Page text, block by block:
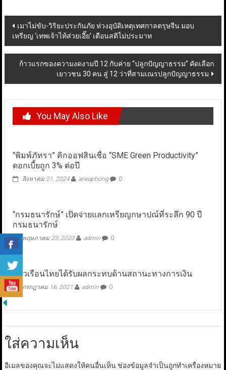
Post
navigation
เมาไม่ขับ-วิริยะประกันภัย ห่วงอุบัติเหตุเทศกาลตรุษจีน มอบ
เหรียญ ‘เทพเจ้าไท้ส่วยเอี๊ย’ เตือนสติไม่ประมาท
ก้าวแรกของความงดงามปี 12 กับค่าย “ปลูกปัญญาธรรม” คัดเลือก
เยาวชน 30 คน สู่ 12 ว่าที่สามเณรปลูกปัญญาธรรม
You May Also Like
“พิมพ์ภัทรา” คิกออฟสินเชื่อ “SME Green Productivity”
ดอกเบี้ยถูก 3% ต่อปี
สิงหาคม 21, 2024 aneaphong 0
“กรมธนารักษ์” เปิดจ่ายแลกเหรียญกษาปณ์ที่ระลึก 90 ปี
กรมธนารักษ์
พฤษภาคม 23, 2023 admin 0
ครัวเรือนไทยได้รับผลกระทบด้านสถานะทางการเงิน
กรกฎาคม 16, 2021 admin 0
ใส่ความเห็น
อีเมลของคุณจะไม่แสดงให้คนอื่นเห็น ช่องข้อมูลจำเป็นถูกทำเครื่องหมาย